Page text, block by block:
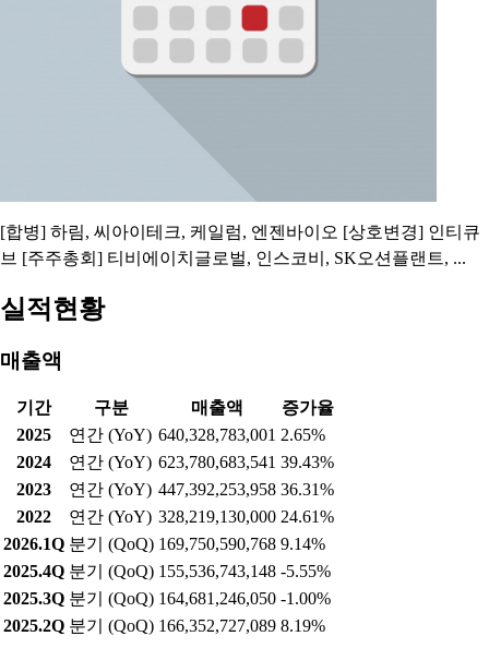
[합병] 하림, 씨아이테크, 케일럼, 엔젠바이오 [상호변경] 인티큐
브 [주주총회] 티비에이치글로벌, 인스코비, SK오션플랜트, ...
실적현황
매출액
기간 구분 매출액
증가율
2025
연간 (YoY) 640,328,783,001 2.65%
2024
연간 (YoY) 623,780,683,541 39.43%
2023
연간 (YoY) 447,392,253,958 36.31%
2022
연간 (YoY) 328,219,130,000 24.61%
2026.1Q 분기 (QoQ) 169,750,590,768 9.14%
2025.4Q 분기 (QoQ) 155,536,743,148 -5.55%
2025.3Q 분기 (QoQ) 164,681,246,050 -1.00%
2025.2Q 분기 (QoQ) 166,352,727,089 8.19%